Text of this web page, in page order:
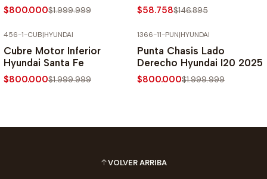
$800.000$1.999.999
$58.758$146.895
456-1-CUB|HYUNDAI
Cubre Motor Inferior
Hyundai Santa Fe
$800.000$1.999.999
1366-11-PUN|HYUNDAI
Punta Chasis Lado
Derecho Hyundai I20 2025
$800.000$1.999.999
VOLVER ARRIBA